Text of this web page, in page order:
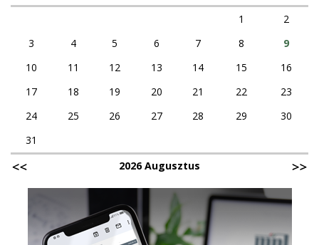
1
2
3
4 5 6 7 8
9
10
11 12 13 14 15
16
17
18 19 20 21 22
23
24
25 26 27 28 29
30
31
2026 Augusztus